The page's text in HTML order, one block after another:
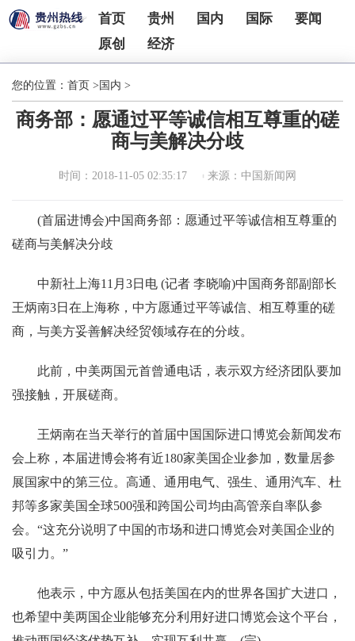
首页 贵州 国内 国际
要闻
原创
经济
您的位置： 首页 > 国内 >
商务部：愿通过平等诚信相互尊重的磋
商与美解决分歧
时间：2018-11-05 02:35:17 来源：中国新闻网
(首届进博会)中国商务部：愿通过平等诚信相互尊重的
磋商与美解决分歧
中新社上海11月3日电 (记者 李晓喻)中国商务部副部长
王炳南3日在上海称，中方愿通过平等诚信、相互尊重的磋
商，与美方妥善解决经贸领域存在的分歧。
此前，中美两国元首曾通电话，表示双方经济团队要加
强接触，开展磋商。
王炳南在当天举行的首届中国国际进口博览会新闻发布
会上称，本届进博会将有近180家美国企业参加，数量居参
展国家中的第三位。高通、通用电气、强生、通用汽车、杜
邦等多家美国全球500强和跨国公司均由高管亲自率队参
会。“这充分说明了中国的市场和进口博览会对美国企业的
吸引力。”
他表示，中方愿从包括美国在内的世界各国扩大进口，
也希望中美两国企业能够充分利用好进口博览会这个平台，